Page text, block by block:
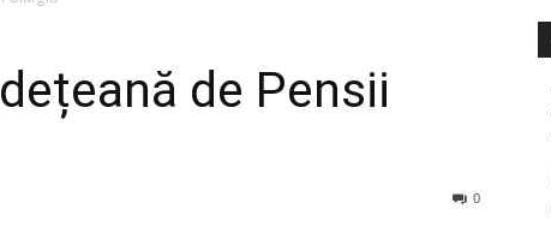
de Pensii
0